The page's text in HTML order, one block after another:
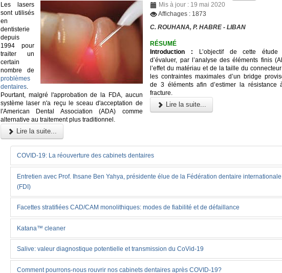
Les lasers
sont utilisés
en
dentisterie
depuis
1994 pour
traiter un
certain
nombre de
problèmes
dentaires
Pourtant, malgré l'approbation de la FDA, aucun
système laser n'a reçu le sceau d'acceptation de
l'American Dental Association (ADA) comme
alternative au traitement plus traditionnel.
Lire la suite...
Mis à jour : 19 mai 2020
Affichages : 1873
C. ROUHANA, P. HABRE - LIBAN
RÉSUMÉ
Introduction : L’objectif de cette étude
d’évaluer, par l’analyse des éléments finis
l’effet du matériau et de la taille du
les contraintes maximales d’un bridge
de 3 éléments afin d’estimer la résistance
fracture.
Lire la suite...
COVID-19: La réouverture des cabinets dentaires
Entretien avec Prof. Ihsane Ben Yahya, présidente élue de la Fédération dentaire internationale
(FDI)
Facettes stratifiées CAD/CAM monolithiques: modes de fiabilité et de défaillance
Katana™ cleaner
Salive: valeur diagnostique potentielle et transmission du CoVid-19
Comment pourrons-nous rouvrir nos cabinets dentaires après COVID-19?